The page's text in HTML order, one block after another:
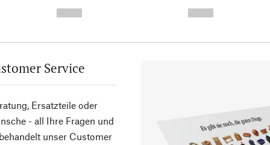
Service
Ersatzteile oder
- all Ihre Fragen und
unser Customer